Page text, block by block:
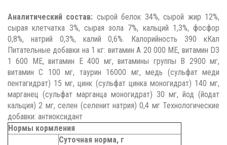
Аналитический состав: сырой белок 34%, сырой жир 12%,
сырая клетчатка 3%, сырая зола 7%, кальций 1,3%, фосфор
0,8%, натрий 0,3%, калий 0,6%. Калорийность 390 кКал
Питательные добавки на 1 кг: витамин A 20 000 МЕ, витамин D3
1 600 МЕ, витамин E 400 мг, витамины группы В 2900 мг,
витамин C 100 мг, таурин 16000 мг, медь (сульфат меди
пентагидрат) 15 мг, цинк (сульфат цинка моногидрат) 140 мг,
марганец (сульфат марганца моногидрат) 30 мг, йод (йодат
кальция) 2 мг, селен (селенит натрия) 0,4 мг Технологические
добавки: антиоксидант
Нормы кормления
Суточная норма, г